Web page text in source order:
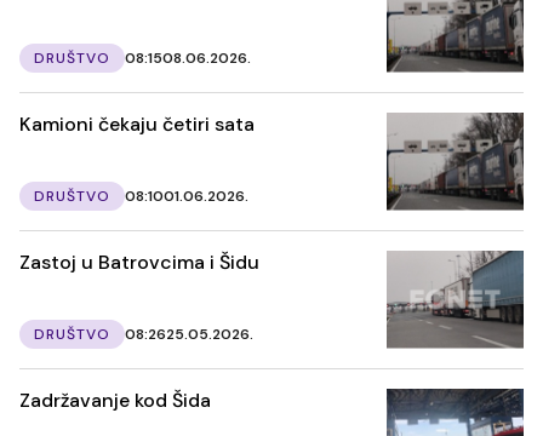
DRUŠTVO 08:1508.06.2026.
Kamioni čekaju četiri sata
DRUŠTVO 08:1001.06.2026.
Zastoj u Batrovcima i Šidu
DRUŠTVO 08:2625.05.2026.
Zadržavanje kod Šida